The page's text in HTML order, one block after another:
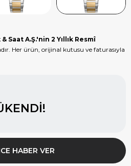
& Saat A.Ş.'nin 2 Yıllık Resmî
Her ürün, orijinal kutusu ve faturasıyla
HABER VER